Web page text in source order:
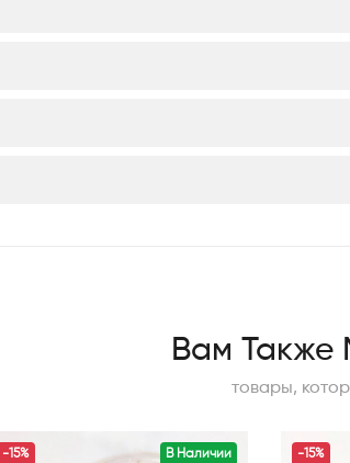
Вам Также
товары,
В Наличии
-15% -15%